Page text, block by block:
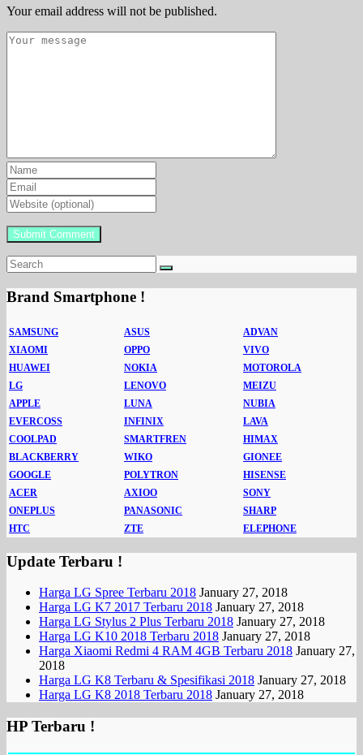
Your email address will not be published.
Brand Smartphone !
SAMSUNG ASUS
ADVAN
XIAOMI
OPPO
VIVO
HUAWEI
NOKIA
MOTOROLA
LG
LENOVO
MEIZU
APPLE
LUNA
NUBIA
EVERCOSS
INFINIX
LAVA
COOLPAD
SMARTFREN
HIMAX
BLACKBERRY
WIKO
GIONEE
GOOGLE
POLYTRON
HISENSE
ACER
AXIOO
SONY
ONEPLUS
PANASONIC
SHARP
HTC
ZTE ELEPHONE
Update Terbaru !
Harga LG Spree Terbaru 2018 January 27, 2018
Harga LG K7 2017 Terbaru 2018 January 27, 2018
Harga LG Stylus 2 Plus Terbaru 2018 January 27, 2018
Harga LG K10 2018 Terbaru 2018 January 27, 2018
Harga Xiaomi Redmi 4 RAM 4GB Terbaru 2018 January 27,
2018
Harga LG K8 Terbaru & Spesifikasi 2018 January 27, 2018
Harga LG K8 2018 Terbaru 2018 January 27, 2018
HP Terbaru !